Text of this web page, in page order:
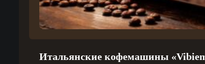
Итальянские кофемашины